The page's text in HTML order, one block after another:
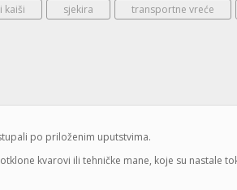
kaiši sjekira transportne vreće
po priloženim uputstvima.
kvarovi ili tehničke mane, koje su nastale